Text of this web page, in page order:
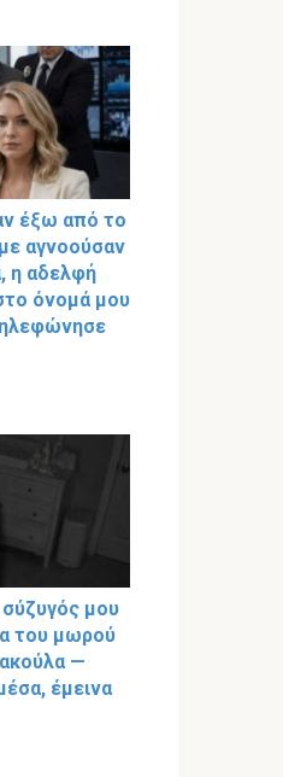
έξω από το
αγνοούσαν
η αδελφή
όνομά μου
μου
του μωρού
—
έμεινα